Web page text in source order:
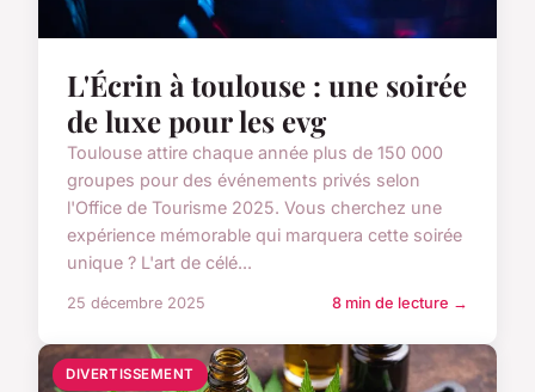
L'Écrin à toulouse : une soirée
de luxe pour les evg
Toulouse attire chaque année plus de 150 000
groupes pour des événements privés selon
l'Office de Tourisme 2025. Vous cherchez une
expérience mémorable qui marquera cette soirée
unique ? L'art de célé...
25 décembre 2025 8 min de lecture →
DIVERTISSEMENT